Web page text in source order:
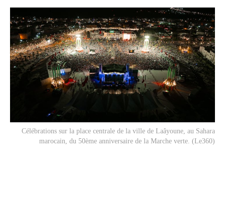
Célébrations sur la place centrale de la ville de Laâyoune, au Sahara
marocain, du 50ème anniversaire de la Marche verte. (Le360)